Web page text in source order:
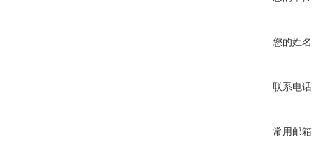
您的姓名
联系电话
常用邮箱